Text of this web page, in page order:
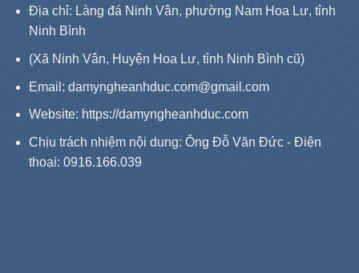
Địa chỉ: Làng đá Ninh Vân, phường Nam Hoa Lư, tỉnh
Ninh Bình
(Xã Ninh Vân, Huyện Hoa Lư, tỉnh Ninh Bình cũ)
Email: damyngheanhduc.com@gmail.com
Website: https://damyngheanhduc.com
Chịu trách nhiệm nội dung: Ông Đỗ Văn Đức - Điện
thoại: 0916.166.039